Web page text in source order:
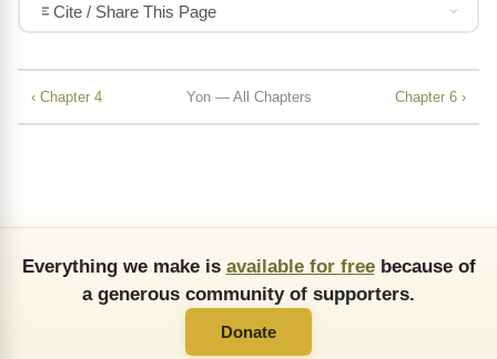
Cite / Share This Page
‹ Chapter 4 Yon — All Chapters Chapter 6 ›
Everything we make is available for freebecause of
a generous community of supporters.
Donate